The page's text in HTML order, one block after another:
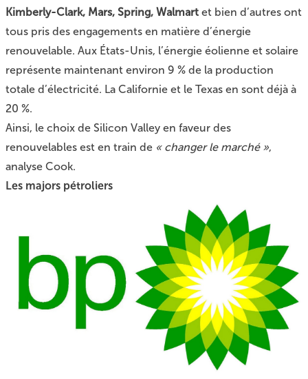
Kimberly-Clark, Mars, Spring, Walmart et bien d’autres ont
tous pris des engagements en matière d’énergie
renouvelable. Aux États-Unis, l’énergie éolienne et solaire
représente maintenant environ 9 % de la production
totale d’électricité. La Californie et le Texas en sont déjà à
20 %.
Ainsi, le choix de Silicon Valley en faveur des
renouvelables est en train de « changer le marché »,
analyse Cook.
Les majors pétroliers